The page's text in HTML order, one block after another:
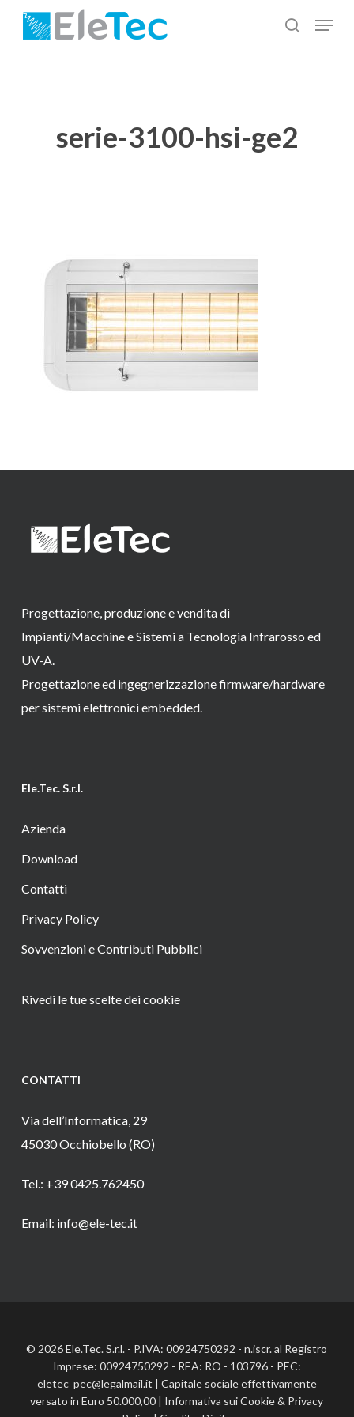
Salta
cerca
Menu
serie-3100-hsi-ge2
Progettazione, produzione e vendita di
Impianti/Macchine e Sistemi a Tecnologia Infrarosso ed
UV-A.
Progettazione ed ingegnerizzazione firmware/hardware
per sistemi elettronici embedded.
Ele.Tec. S.r.l.
Azienda
Download
Contatti
Privacy Policy
Sovvenzioni e Contributi Pubblici
Rivedi le tue scelte dei cookie
CONTATTI
Via dell’Informatica, 29
45030 Occhiobello (RO)
Tel.: +39 0425.762450
Email: info@ele-tec.it
© 2026 Ele.Tec. S.r.l. - P.IVA: 00924750292 - n.iscr. al Registro
Imprese: 00924750292 - REA: RO - 103796 - PEC:
eletec_pec@legalmail.it | Capitale sociale effettivamente
versato in Euro 50.000,00 | Informativa sui Cookie& Privacy